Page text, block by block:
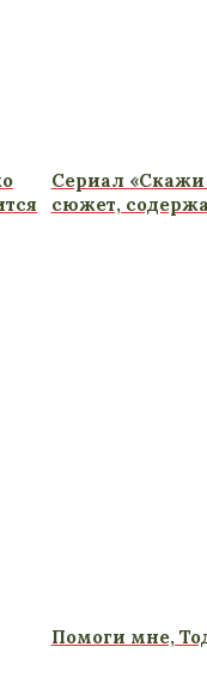
Сериал «Скажи
сюжет,
Помоги мне,